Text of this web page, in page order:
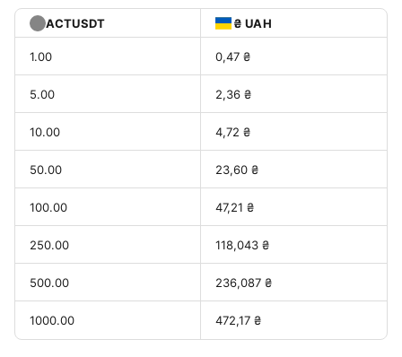
ACTUSDT ₴ UAH
1.00 0,47 ₴
5.00 2,36 ₴
10.00 4,72 ₴
50.00 23,60 ₴
100.00 47,21 ₴
250.00 118,043 ₴
500.00 236,087 ₴
1000.00 472,17 ₴